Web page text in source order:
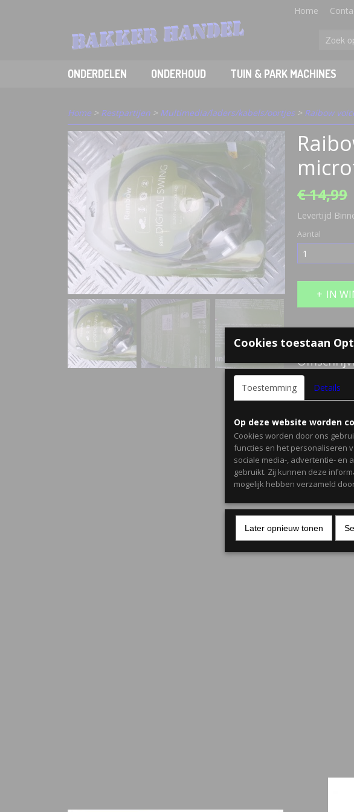
Home
ONDERDELEN ONDERHOUD TUIN & PARK MACHINES
Home> Restpartijen > Multimedia/laders/kabels/oortjes > Raibow
€ 14,99
Levertijd
Aantal
IN
hooftelefoon
Cookies toestaan
Toestemming Details
Op deze website worden
Cookies worden door ons
functies en het personaliseren
sociale media-, advertentie- en
gebruikt. Zij kunnen deze
mogelijk hebben verzameld
Later opnieuw tonen